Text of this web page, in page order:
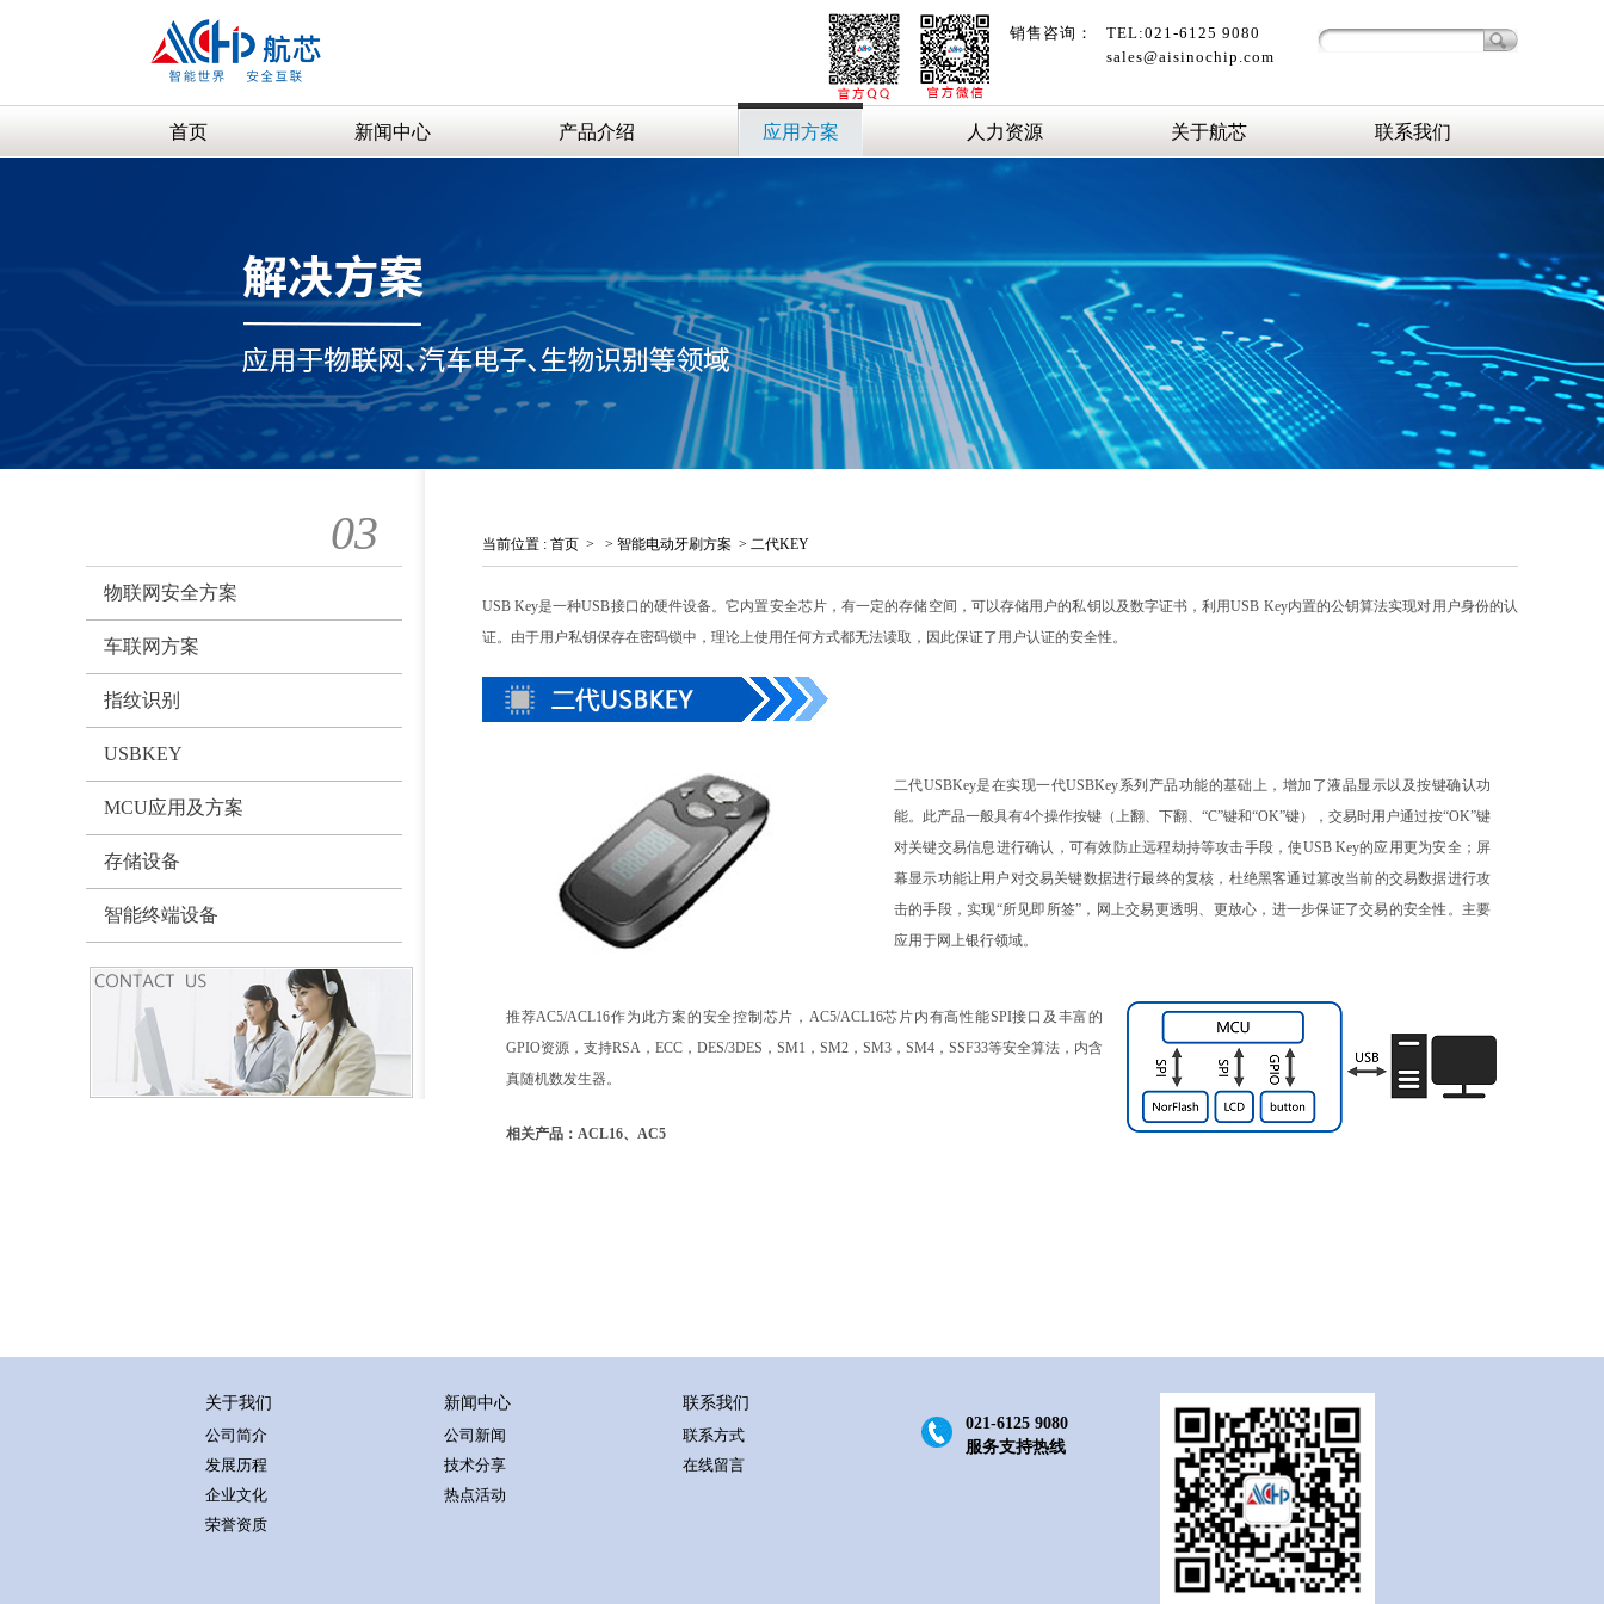
销售咨询：
TEL:021-6125 9080
sales@aisinochip.com
首页 新闻中心 产品介绍 应用方案 人力资源 关于航芯 联系我们
03
物联网安全方案
车联网方案
指纹识别
USBKEY
MCU应用及方案
存储设备
智能终端设备
当前位置 : 首页 > > 智能电动牙刷方案 > 二代KEY
USB Key是一种USB接口的硬件设备。它内置安全芯片，有一定的存储空间，可以存储用户的私钥以及数字证书，利用USB Key内置的公钥算法实现对用户身份的认
证。由于用户私钥保存在密码锁中，理论上使用任何方式都无法读取，因此保证了用户认证的安全性。
二代USBKey是在实现一代USBKey系列产品功能的基础上，增加了液晶显示以及按键确认功
能。此产品一般具有4个操作按键（上翻、下翻、“C”键和“OK”键），交易时用户通过按“OK”键
对关键交易信息进行确认，可有效防止远程劫持等攻击手段，使USB Key的应用更为安全；屏
幕显示功能让用户对交易关键数据进行最终的复核，杜绝黑客通过篡改当前的交易数据进行攻
击的手段，实现“所见即所签”，网上交易更透明、更放心，进一步保证了交易的安全性。主要
应用于网上银行领域。
推荐AC5/ACL16作为此方案的安全控制芯片，AC5/ACL16芯片内有高性能SPI接口及丰富的
GPIO资源，支持RSA，ECC，DES/3DES，SM1，SM2，SM3，SM4，SSF33等安全算法，内含
真随机数发生器。
相关产品：ACL16、AC5
关于我们
公司简介
发展历程
企业文化
荣誉资质
新闻中心
公司新闻
技术分享
热点活动
联系我们
联系方式
在线留言
021-6125 9080
服务支持热线